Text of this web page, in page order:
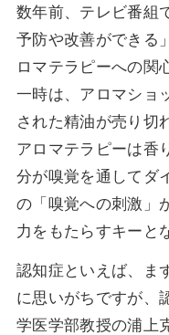
数年前、テレビ番組
予防や改善ができる
ロマテラピーへの関
一時は、アロマショ
された精油が売り切
アロマテラピーは香
分が嗅覚を通してダ
の「嗅覚への刺激」
力をもたらすキーと
認知症といえば、ま
に思いがちですが、
学医学部教授の浦上